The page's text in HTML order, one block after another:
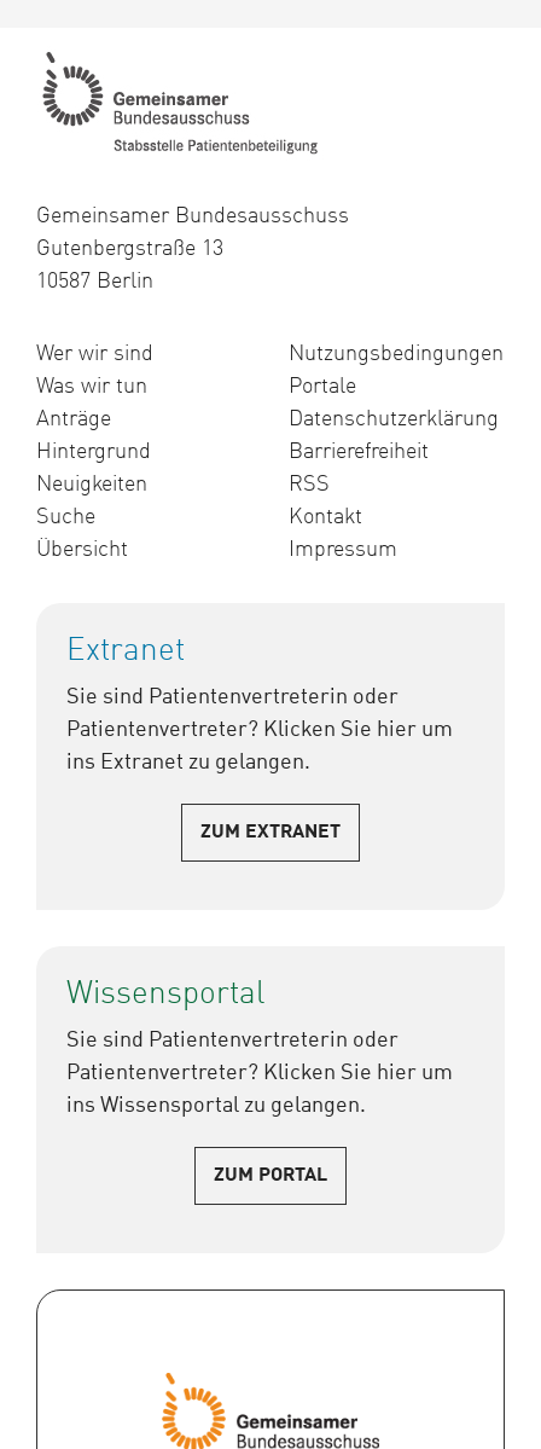
Gemeinsamer Bundesausschuss
Gutenbergstraße 13
10587 Berlin
Wer wir sind
Was wir tun
Anträge
Hintergrund
Neuigkeiten
Suche
Übersicht
Nutzungsbedingungen
Portale
Datenschutzerklärung
Barrierefreiheit
RSS
Kontakt
Impressum
Extranet
Sie sind Patientenvertreterin oder
Patientenvertreter? Klicken Sie hier um
ins Extranet zu gelangen.
ZUM EXTRANET
Wissensportal
Sie sind Patientenvertreterin oder
Patientenvertreter? Klicken Sie hier um
ins Wissensportal zu gelangen.
ZUM PORTAL